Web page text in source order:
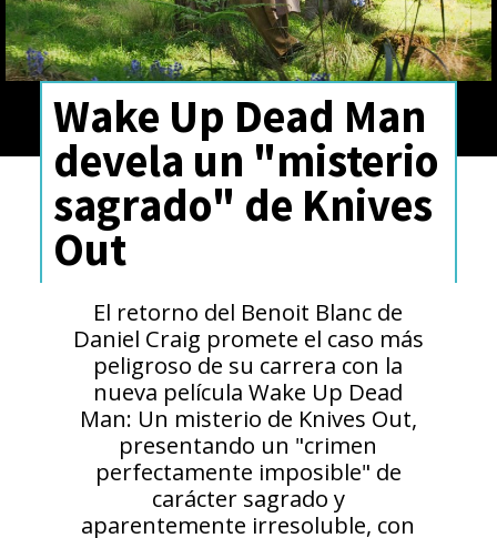
Síguenos:
Wake Up Dead Man
devela un "misterio
sagrado" de Knives
Out
El retorno del Benoit Blanc de
Daniel Craig promete el caso más
peligroso de su carrera con la
nueva película Wake Up Dead
Man: Un misterio de Knives Out,
presentando un "crimen
perfectamente imposible" de
carácter sagrado y
aparentemente irresoluble, con